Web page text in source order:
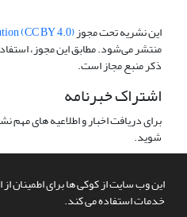
این وب سایت از کوکی ها برای اطمینان از
خدمات استفاده می کند.
این نشریه تحت مجوز(CC BY 4.0)
منتشر می‌شود. مطابق این مجوز،
ذکر منبع مجاز است.
اشتراک خبرنامه
برای دریافت اخبار و اطلاعیه های
شوید.